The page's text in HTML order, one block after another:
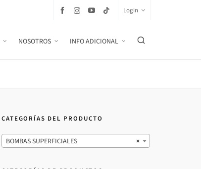
Login
NOSOTROS INFO ADICIONAL
CATEGORÍAS DEL PRODUCTO
×
BOMBAS SUPERFICIALES